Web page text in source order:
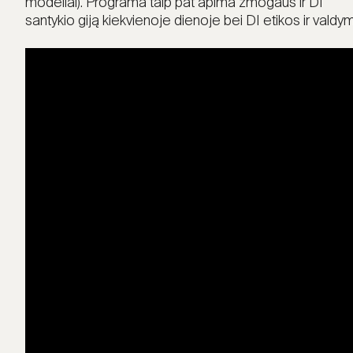
santykio giją kiekvienoje dienoje bei DI etikos ir